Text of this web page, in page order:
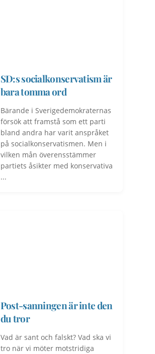
SD:s socialkonservatism är
bara tomma ord
Bärande i Sverigedemokraternas
försök att framstå som ett parti
bland andra har varit anspråket
på socialkonservatismen. Men i
vilken mån överensstämmer
partiets åsikter med konservativa
...
Post-sanningen är inte den
du tror
Vad är sant och falskt? Vad ska vi
tro när vi möter motstridiga